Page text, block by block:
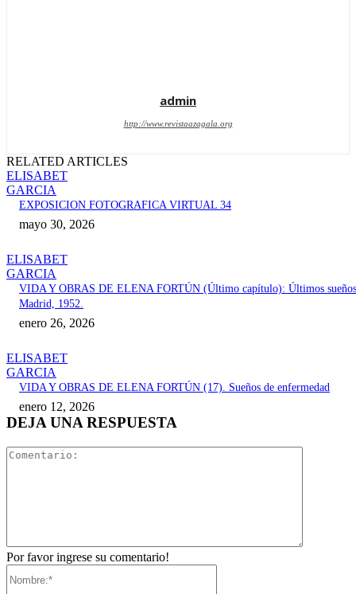
admin
http://www.revistaazagala.org
RELATED ARTICLES
ELISABET
GARCIA
EXPOSICION FOTOGRAFICA VIRTUAL 34
mayo 30, 2026
ELISABET
GARCIA
VIDA Y OBRAS DE ELENA FORTÚN (Último capítulo): Últimos
Madrid, 1952.
enero 26, 2026
ELISABET
GARCIA
VIDA Y OBRAS DE ELENA FORTÚN (17). Sueños de enfermedad
enero 12, 2026
DEJA UNA RESPUESTA
Por favor ingrese su comentario!